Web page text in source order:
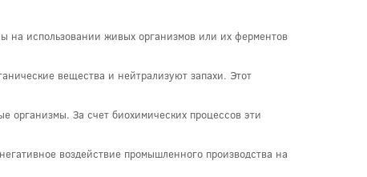
на использовании живых организмов или их ферментов
вещества и нейтрализуют запахи. Этот
организмы. За счет биохимических процессов эти
воздействие промышленного производства на